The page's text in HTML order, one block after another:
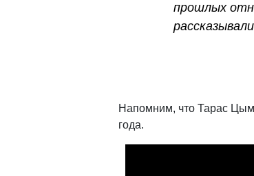
прошлых
Напомним, что Тарас
года.